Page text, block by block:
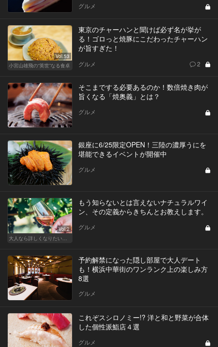
グルメ
Vol.53
小宮山雄飛の“英世”なる食卓
東京のチャーハンと聞けば必ず名が挙が
る！ゴロっと焼豚にこだわったチャーハン
が旨すぎた！
グルメ 2
そこまでする必要あるのか！数倍焼き肉が
旨くなる「焼奥義」とは？
グルメ
銀座に6/25限定OPEN！三陸の濃厚うにを
堪能できるイベントが開催中
グルメ
Vol.2
もう知らないとは言えないナチュラルワイ
ン、その定義からきちんとお教えします。
グルメ
予約解禁になった隠し部屋で大人デート
も！横浜中華街のワンランク上の楽しみ方
8選
グルメ
これぞスシロノミー!? 洋と和と野菜が合体
した個性派鮨店４選
グルメ